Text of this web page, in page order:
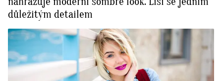
důležitým detailem